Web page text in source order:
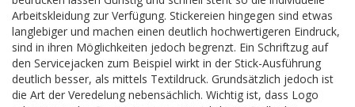
Arbeitskleidung zur Verfügung. Stickereien hingegen sind etwas
langlebiger und machen einen deutlich hochwertigeren Eindruck,
sind in ihren Möglichkeiten jedoch begrenzt. Ein Schriftzug auf
den Servicejacken zum Beispiel wirkt in der Stick-Ausführung
deutlich besser, als mittels Textildruck. Grundsätzlich jedoch ist
die Art der Veredelung nebensächlich. Wichtig ist, dass Logo